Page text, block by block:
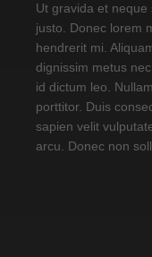
Ut gravida et
justo. Donec lorem
hendrerit mi.
dignissim metus
id dictum leo.
porttitor. Duis
sapien velit
arcu. Donec non